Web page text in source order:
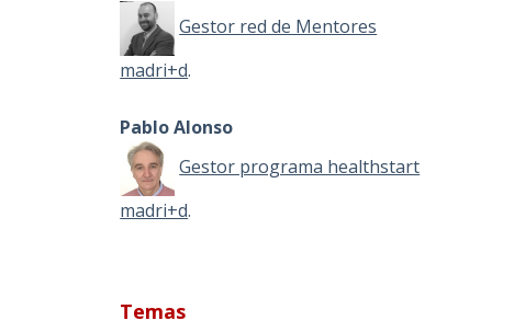
Gestor red de Mentores
madri+d.
Pablo Alonso
Gestor programa healthstart
madri+d.
Temas